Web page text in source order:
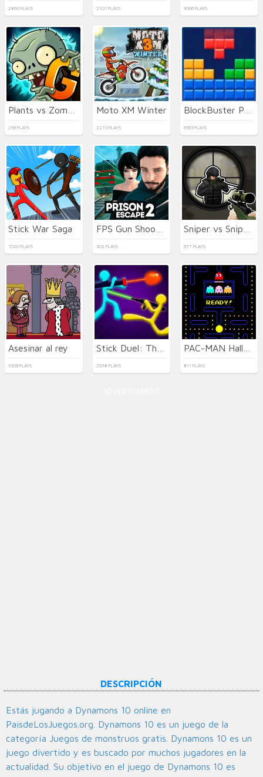
2860 PLAYS 2101 PLAYS 9066 PLAYS
256 PLAYS
Moto XM Winter
2273 PLAYS 6563 PLAYS
Stick War Saga
1020 PLAYS 302 PLAYS 677 PLAYS
Asesinar al rey
5309 PLAYS 2578 PLAYS 811 PLAYS
DESCRIPCIÓN
Estás jugando a Dynamons 10 online en
PaisdeLosJuegos.org. Dynamons 10 es un juego de la
categoría Juegos de monstruos gratis. Dynamons 10 es un
juego divertido y es buscado por muchos jugadores en la
actualidad. Su objetivo en el juego de Dynamons 10 es